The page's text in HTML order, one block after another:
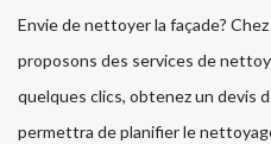
Envie de nettoyer la façade?
proposons des services de
quelques clics, obtenez un devis
permettra de planifier le